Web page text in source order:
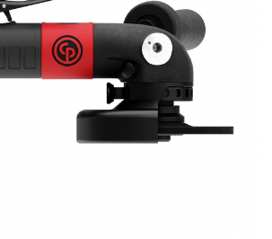
impact
pneumatice